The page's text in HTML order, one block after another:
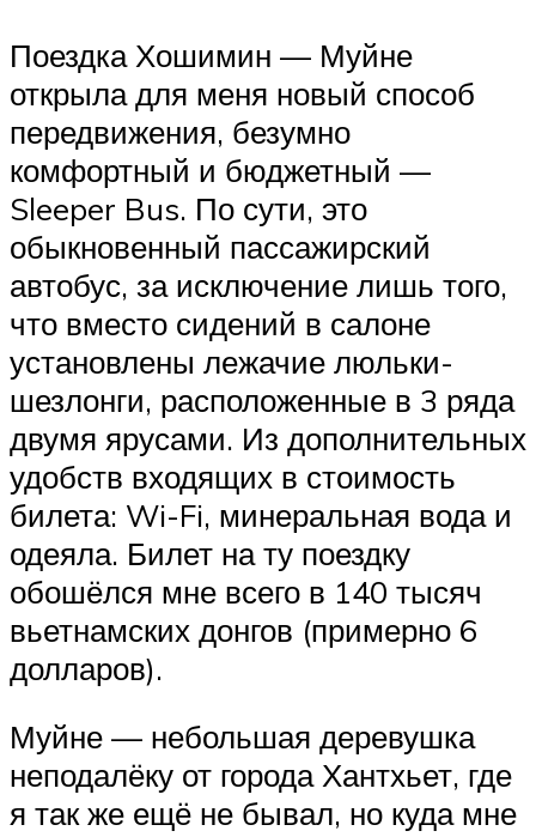
Поездка Хошимин — Муйне
открыла для меня новый способ
передвижения, безумно
комфортный и бюджетный —
Sleeper Bus. По сути, это
обыкновенный пассажирский
автобус, за исключение лишь того,
что вместо сидений в салоне
установлены лежачие люльки-
шезлонги, расположенные в 3 ряда
двумя ярусами. Из дополнительных
удобств входящих в стоимость
билета: Wi-Fi, минеральная вода и
одеяла. Билет на ту поездку
обошёлся мне всего в 140 тысяч
вьетнамских донгов (примерно 6
долларов).
Муйне — небольшая деревушка
неподалёку от города Хантхьет, где
я так же ещё не бывал, но куда мне